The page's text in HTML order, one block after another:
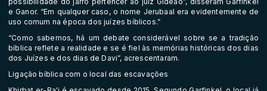
e Ganor. “Em qualquer caso, o nome Jerubaal era evidentemente de
uso comum na época dos juízes bíblicos.”
“Como sabemos, há um debate considerável sobre se a tradição
bíblica reflete a realidade e se é fiel às memórias históricas dos dias
dos Juízes e dos dias de Davi”, acrescentaram.
Ligação bíblica com o local das escavações